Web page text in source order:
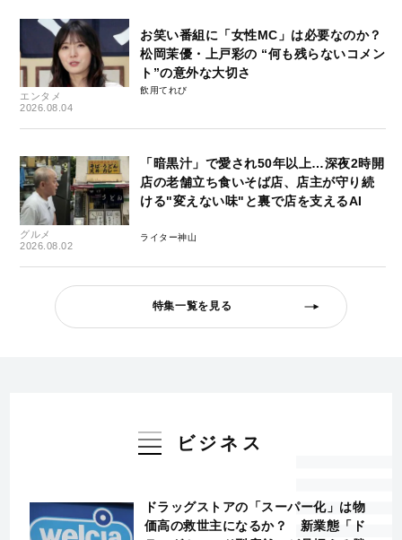
エンタメ
2026.08.04
お笑い番組に「女性MC」は必要なのか？
松岡茉優・上戸彩の “何も残らないコメン
ト”の意外な大切さ
飲用てれび
グルメ
2026.08.02
「暗黒汁」で愛され50年以上…深夜2時開
店の老舗立ち食いそば店、店主が守り続
ける"変えない味"と裏で店を支えるAI
ライター神山
特集一覧を見る
ビジネス
ドラッグストアの「スーパー化」は物
価高の救世主になるか？ 新業態「ド